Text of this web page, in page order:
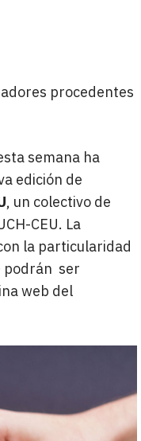
procedentes
semana ha
edición de
, un colectivo de
CEU. La
la particularidad
podrán ser
web del